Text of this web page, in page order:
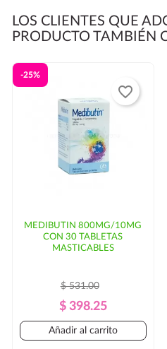
LOS CLIENTES QUE
PRODUCTO TAMBIÉN
MEDIBUTIN 800MG/10MG
CON 30 TABLETAS
MASTICABLES
Precio
Regular
$ 531.00
Precio
$ 398.25
-25%
Añadir al carrito
favorite_border